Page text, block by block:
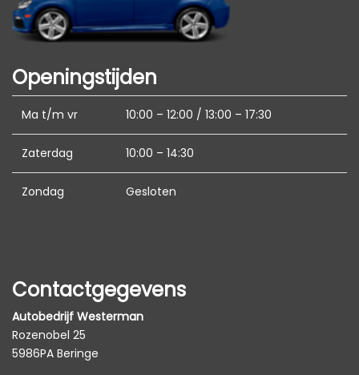
Openingstijden
Ma t/m vr 10:00 – 12:00 / 13:00 – 17:30
Zaterdag 10:00 – 14:30
Zondag Gesloten
Contactgegevens
Autobedrijf Westerman
Rozenobel 25
5986PA Beringe